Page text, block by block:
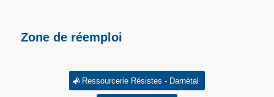
Zone de réemploi
Ressourcerie Résistes - Darnétal